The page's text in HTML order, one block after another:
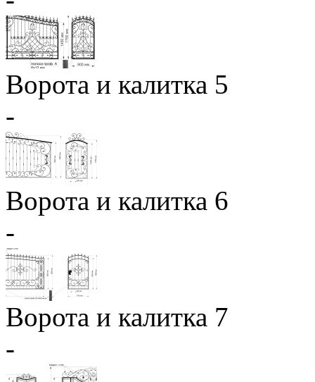
Ворота и калитка 5
-
Ворота и калитка 6
-
Ворота и калитка 7
-